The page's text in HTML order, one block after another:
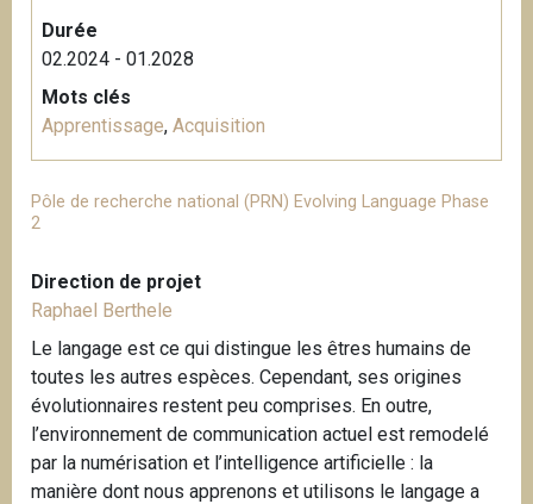
Durée
02.2024 - 01.2028
Mots clés
Apprentissage, Acquisition
Pôle de recherche national (PRN) Evolving Language Phase
2
Direction de projet
Raphael Berthele
Le langage est ce qui distingue les êtres humains de
toutes les autres espèces. Cependant, ses origines
évolutionnaires restent peu comprises. En outre,
l’environnement de communication actuel est remodelé
par la numérisation et l’intelligence artificielle : la
manière dont nous apprenons et utilisons le langage a